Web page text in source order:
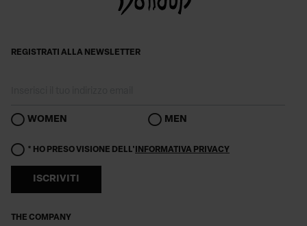
THE COMPANY
REGISTRATI ALLA NEWSLETTER
WOMEN MEN
* HO PRESO VISIONE DELL' INFORMATIVA PRIVACY
ISCRIVITI